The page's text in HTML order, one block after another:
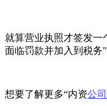
就算营业执照才签发一
面临罚款并加入到税务"
想要了解更多“内资公